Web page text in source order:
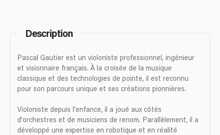
Description
Pascal Gautier est un violoniste professionnel, ingénieur
et visionnaire français. À la croisée de la musique
classique et des technologies de pointe, il est reconnu
pour son parcours unique et ses créations pionnières.
Violoniste depuis l'enfance, il a joué aux côtés
d'orchestres et de musiciens de renom. Parallèlement, il a
développé une expertise en robotique et en réalité